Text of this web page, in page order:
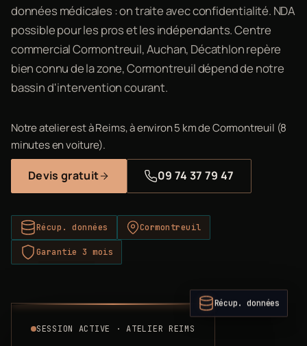
données médicales : on traite avec confidentialité. NDA
possible pour les pros et les indépendants. Centre
commercial Cormontreuil, Auchan, Décathlon repère
bien connu de la zone, Cormontreuil dépend de notre
bassin d'intervention courant.
Notre atelier est à Reims, à environ 5 km de Cormontreuil (8
minutes en voiture).
Devis gratuit 09 74 37 79 47
Récup. données Cormontreuil
Garantie 3 mois
SESSION ACTIVE · ATELIER REIMS
Récup. données